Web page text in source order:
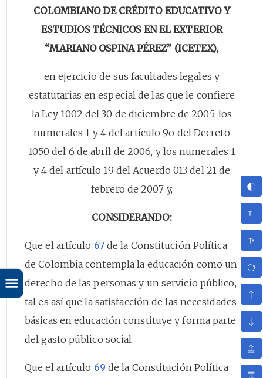
COLOMBIANO DE CRÉDITO EDUCATIVO Y
ESTUDIOS TÉCNICOS EN EL EXTERIOR
“MARIANO OSPINA PÉREZ” (ICETEX),
en ejercicio de sus facultades legales y
estatutarias en especial de las que le confiere
la Ley 1002 del 30 de diciembre de 2005, los
numerales 1 y 4 del artículo 9o del Decreto
1050 del 6 de abril de 2006, y los numerales 1
y 4 del artículo 19 del Acuerdo 013 del 21 de
febrero de 2007 y,
CONSIDERANDO:
Que el artículo 67de la Constitución Política
de Colombia contempla la educación como un
derecho de las personas y un servicio público,
tal es así que la satisfacción de las necesidades
básicas en educación constituye y forma parte
del gasto público social
Que el artículo 69 de la Constitución Política